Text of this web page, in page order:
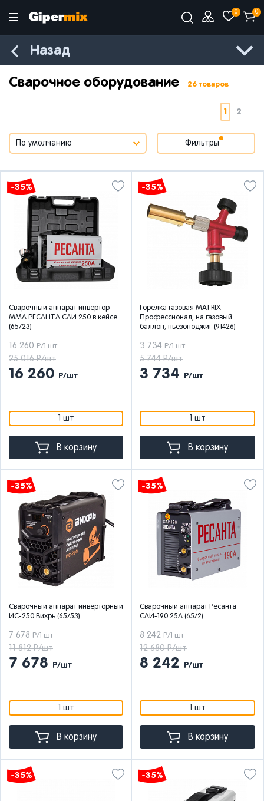
0 0
Назад
Сварочное оборудование 26 товаров
1 2
Фильтры
-35%
Сварочный аппарат инвертор
ММА РЕСАНТА САИ 250 в кейсе
(65/23)
16 260 Р/1 шт
25 016 Р/шт
16 260 Р/шт
1 шт
В корзину
-35%
Горелка газовая MATRIX
Профессионал, на газовый
баллон, пьезоподжиг (91426)
3 734 Р/1 шт
5 744 Р/шт
3 734 Р/шт
1 шт
В корзину
-35%
Сварочный аппарат инверторный
ИС-250 Вихрь (65/53)
7 678 Р/1 шт
11 812 Р/шт
7 678 Р/шт
1 шт
В корзину
-35%
Сварочный аппарат Ресанта
САИ-190 25А (65/2)
8 242 Р/1 шт
12 680 Р/шт
8 242 Р/шт
1 шт
В корзину
-35% -35%